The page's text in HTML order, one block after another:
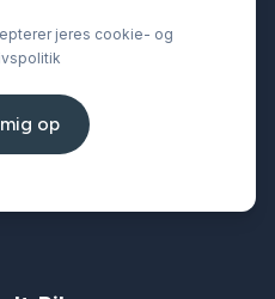
jeres cookie- og
op